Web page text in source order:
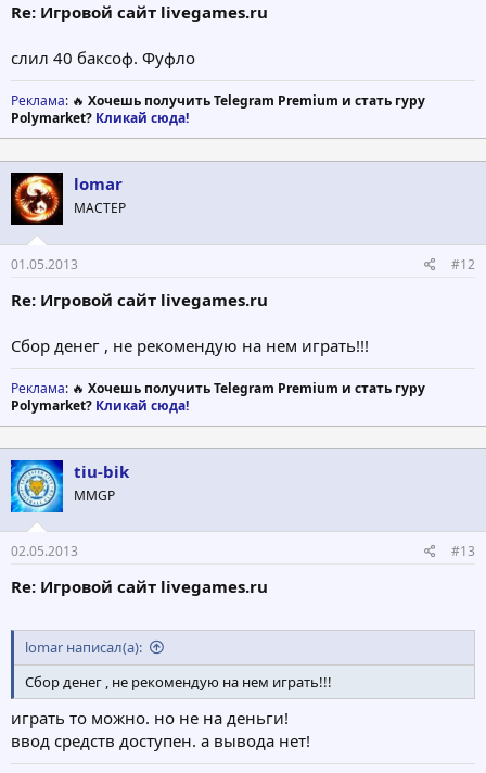
Re: Игровой сайт livegames.ru
слил 40 баксоф. Фуфло
Реклама: 🔥 Хочешь получить Telegram Premium и стать гуру
Polymarket? Кликай сюда!
lomar
МАСТЕР
01.05.2013 #12
Re: Игровой сайт livegames.ru
Сбор денег , не рекомендую на нем играть!!!
Реклама: 🔥 Хочешь получить Telegram Premium и стать гуру
Polymarket? Кликай сюда!
tiu-bik
MMGP
02.05.2013 #13
Re: Игровой сайт livegames.ru
lomar написал(а):
Сбор денег , не рекомендую на нем играть!!!
играть то можно. но не на деньги!
ввод средств доступен. а вывода нет!